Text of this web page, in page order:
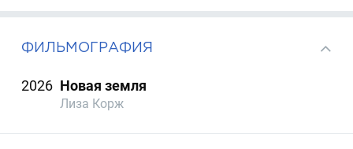
ФИЛЬМОГРАФИЯ
2026 Новая земля
Лиза Корж